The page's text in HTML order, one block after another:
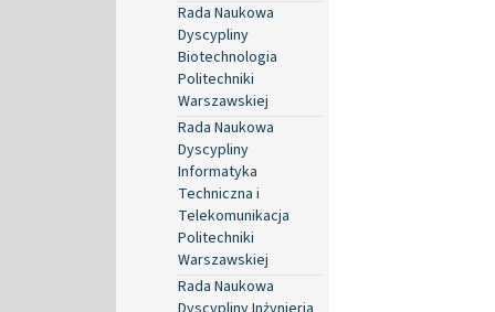
Rada Naukowa
Dyscypliny
Biotechnologia
Politechniki
Warszawskiej
Rada Naukowa
Dyscypliny
Informatyka
Techniczna i
Telekomunikacja
Politechniki
Warszawskiej
Rada Naukowa